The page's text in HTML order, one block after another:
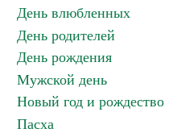
День влюбленных
День родителей
День рождения
Мужской день
Новый год и рождество
Пасха